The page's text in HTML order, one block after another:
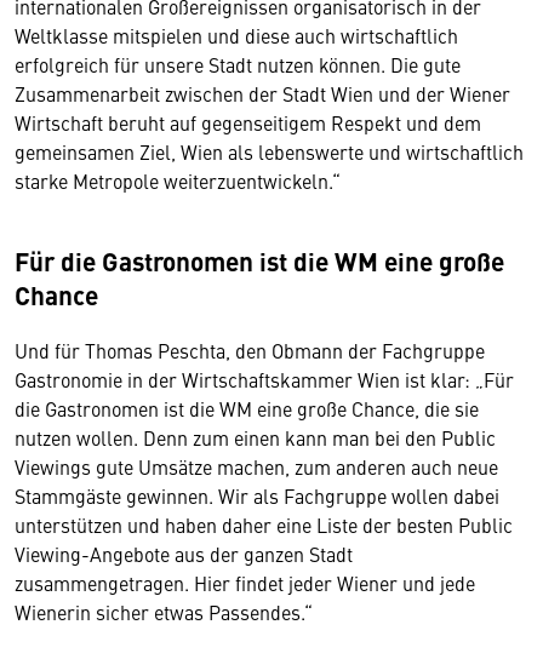
internationalen Großereignissen organisatorisch in der
Weltklasse mitspielen und diese auch wirtschaftlich
erfolgreich für unsere Stadt nutzen können. Die gute
Zusammenarbeit zwischen der Stadt Wien und der Wiener
Wirtschaft beruht auf gegenseitigem Respekt und dem
gemeinsamen Ziel, Wien als lebenswerte und wirtschaftlich
starke Metropole weiterzuentwickeln.“
Für die Gastronomen ist die WM eine große
Chance
Und für Thomas Peschta, den Obmann der Fachgruppe
Gastronomie in der Wirtschaftskammer Wien ist klar: „Für
die Gastronomen ist die WM eine große Chance, die sie
nutzen wollen. Denn zum einen kann man bei den Public
Viewings gute Umsätze machen, zum anderen auch neue
Stammgäste gewinnen. Wir als Fachgruppe wollen dabei
unterstützen und haben daher eine Liste der besten Public
Viewing-Angebote aus der ganzen Stadt
zusammengetragen. Hier findet jeder Wiener und jede
Wienerin sicher etwas Passendes.“